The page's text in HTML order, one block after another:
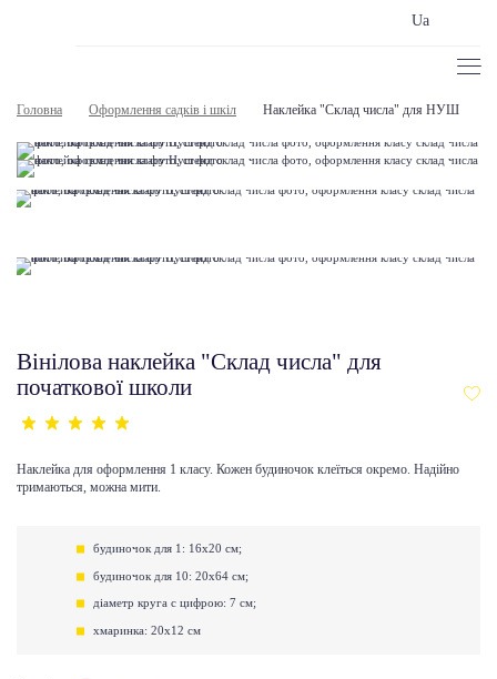
Ua
Головна Оформлення садків і шкіл Наклейка "Склад числа" для НУШ
Вінілова наклейка "Склад числа" для
початкової школи
Наклейка для оформлення 1 класу. Кожен будиночок клеїться окремо. Надійно
тримаються, можна мити.
будиночок для 1: 16х20 см;
будиночок для 10: 20х64 см;
діаметр круга с цифрою: 7 см;
хмаринка: 20х12 см